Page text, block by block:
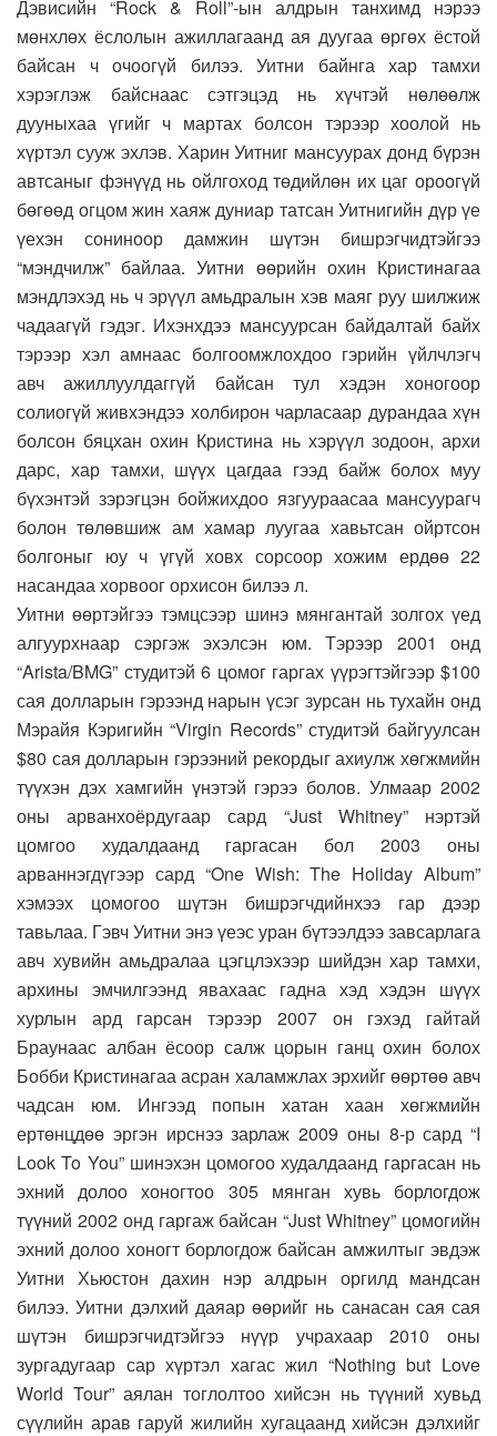
Дэвисийн “Rock & Roll”-ын алдрын танхимд нэрээ
мөнхлөх ёслолын ажиллагаанд ая дуугаа өргөх ёстой
байсан ч очоогүй билээ. Уитни байнга хар тамхи
хэрэглэж байснаас сэтгэцэд нь хүчтэй нөлөөлж
дууныхаа үгийг ч мартах болсон тэрээр хоолой нь
хүртэл сууж эхлэв. Харин Уитниг мансуурах донд бүрэн
автсаныг фэнүүд нь ойлгоход төдийлөн их цаг ороогүй
бөгөөд огцом жин хаяж дуниар татсан Уитнигийн дүр үе
үехэн сониноор дамжин шүтэн бишрэгчидтэйгээ
“мэндчилж” байлаа. Уитни өөрийн охин Кристинагаа
мэндлэхэд нь ч эрүүл амьдралын хэв маяг руу шилжиж
чадаагүй гэдэг. Ихэнхдээ мансуурсан байдалтай байх
тэрээр хэл амнаас болгоомжлохдоо гэрийн үйлчлэгч
авч ажиллуулдаггүй байсан тул хэдэн хоногоор
солиогүй живхэндээ холбирон чарласаар дурандаа хүн
болсон бяцхан охин Кристина нь хэрүүл зодоон, архи
дарс, хар тамхи, шүүх цагдаа гээд байж болох муу
бүхэнтэй зэрэгцэн бойжихдоо язгуураасаа мансуурагч
болон төлөвшиж ам хамар луугаа хавьтсан ойртсон
болгоныг юу ч үгүй ховх сорсоор хожим ердөө 22
насандаа хорвоог орхисон билээ л.
Уитни өөртэйгээ тэмцсээр шинэ мянгантай золгох үед
алгуурхнаар сэргэж эхэлсэн юм. Тэрээр 2001 онд
“Arista/BMG” студитэй 6 цомог гаргах үүрэгтэйгээр $100
сая долларын гэрээнд нарын үсэг зурсан нь тухайн онд
Мэрайя Кэригийн “Virgin Records” студитэй байгуулсан
$80 сая долларын гэрээний рекордыг ахиулж хөгжмийн
түүхэн дэх хамгийн үнэтэй гэрээ болов. Улмаар 2002
оны арванхоёрдугаар сард “Just Whitney” нэртэй
цомгоо худалдаанд гаргасан бол 2003 оны
арваннэгдүгээр сард “One Wish: The Holiday Album”
хэмээх цомогоо шүтэн бишрэгчдийнхээ гар дээр
тавьлаа. Гэвч Уитни энэ үеэс уран бүтээлдээ завсарлага
авч хувийн амьдралаа цэгцлэхээр шийдэн хар тамхи,
архины эмчилгээнд явахаас гадна хэд хэдэн шүүх
хурлын ард гарсан тэрээр 2007 он гэхэд гайтай
Браунаас албан ёсоор салж цорын ганц охин болох
Бобби Кристинагаа асран халамжлах эрхийг өөртөө авч
чадсан юм. Ингээд попын хатан хаан хөгжмийн
ертөнцдөө эргэн ирснээ зарлаж 2009 оны 8-р сард “I
Look To You” шинэхэн цомогоо худалдаанд гаргасан нь
эхний долоо хоногтоо 305 мянган хувь борлогдож
түүний 2002 онд гаргаж байсан “Just Whitney” цомогийн
эхний долоо хоногт борлогдож байсан амжилтыг эвдэж
Уитни Хьюстон дахин нэр алдрын оргилд мандсан
билээ. Уитни дэлхий даяар өөрийг нь санасан сая сая
шүтэн бишрэгчидтэйгээ нүүр учрахаар 2010 оны
зургадугаар сар хүртэл хагас жил “Nothing but Love
World Tour” аялан тоглолтоо хийсэн нь түүний хувьд
сүүлийн арав гаруй жилийн хугацаанд хийсэн дэлхийг